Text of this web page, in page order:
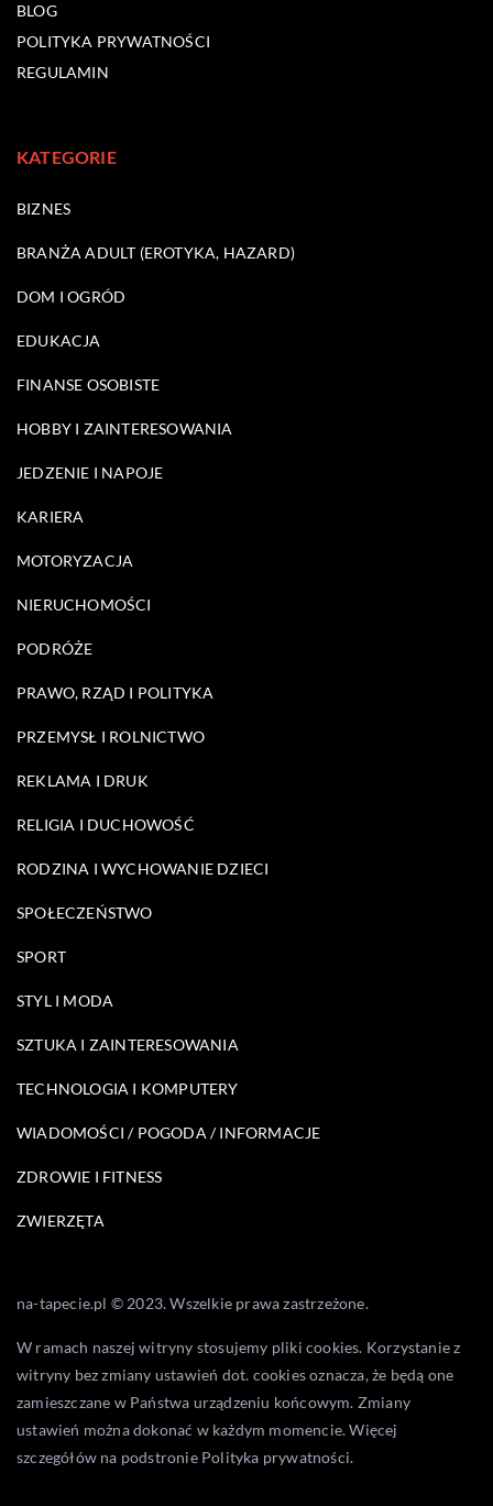
BLOG
POLITYKA PRYWATNOŚCI
REGULAMIN
KATEGORIE
BIZNES
BRANŻA ADULT (EROTYKA, HAZARD)
DOM I OGRÓD
EDUKACJA
FINANSE OSOBISTE
HOBBY I ZAINTERESOWANIA
JEDZENIE I NAPOJE
KARIERA
MOTORYZACJA
NIERUCHOMOŚCI
PODRÓŻE
PRAWO, RZĄD I POLITYKA
PRZEMYSŁ I ROLNICTWO
REKLAMA I DRUK
RELIGIA I DUCHOWOŚĆ
RODZINA I WYCHOWANIE DZIECI
SPOŁECZEŃSTWO
SPORT
STYL I MODA
SZTUKA I ZAINTERESOWANIA
TECHNOLOGIA I KOMPUTERY
WIADOMOŚCI / POGODA / INFORMACJE
ZDROWIE I FITNESS
ZWIERZĘTA
na-tapecie.pl © 2023. Wszelkie prawa zastrzeżone.
W ramach naszej witryny stosujemy pliki cookies. Korzystanie z
witryny bez zmiany ustawień dot. cookies oznacza, że będą one
zamieszczane w Państwa urządzeniu końcowym. Zmiany
ustawień można dokonać w każdym momencie. Więcej
szczegółów na podstronie Polityka prywatności.